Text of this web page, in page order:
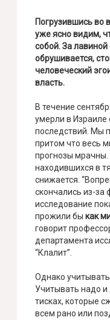
Погрузившись во
уже ясно видим,
собой. За лавиной
обрушивается,
человеческий
власть.
В течение
умерли в Израиле
последствий. Мы
притом что весь
прогнозы мрачны.
находившихся в
снижается.
скончались из-за
исследование
прожили быкак
говорит
департамента
“Клалит”.
Однако
Учитывать надо
тисках, которые
всем рано или